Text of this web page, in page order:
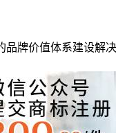
品牌价值体系建设解